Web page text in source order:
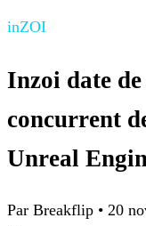
inZOI
Inzoi date
concurrent
Unreal
Par Breakflip • 20